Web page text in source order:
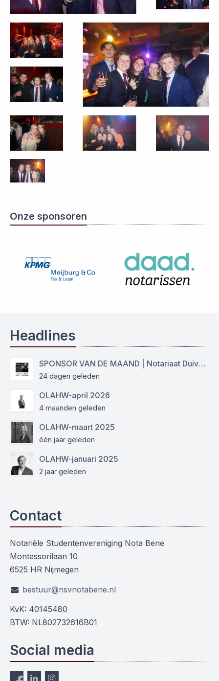
Onze sponsoren
Headlines
SPONSOR VAN DE MAAND | Notariaat Duiven Westervoort
24 dagen geleden
OLAHW-april 2026
4 maanden geleden
OLAHW-maart 2025
één jaar geleden
OLAHW-januari 2025
2 jaar geleden
Contact
Notariële Studentenvereniging Nota Bene
Montessorilaan 10
6525 HR Nijmegen
bestuur@nsvnotabene.nl
KvK: 40145480
BTW: NL802732616B01
Social media